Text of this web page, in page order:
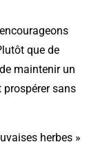
que de
maintenir un
sans
herbes »